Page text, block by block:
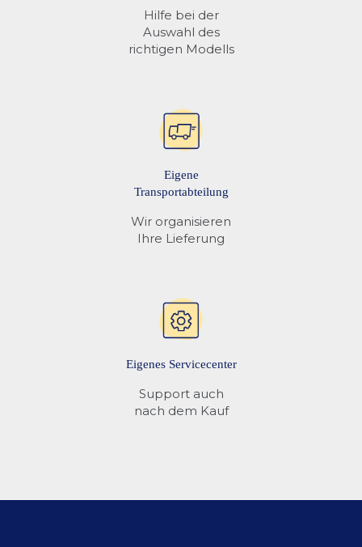
Hilfe bei der
Auswahl des
richtigen Modells
Eigene
Transportabteilung
Wir organisieren
Ihre Lieferung
Eigenes Servicecenter
Support auch
nach dem Kauf